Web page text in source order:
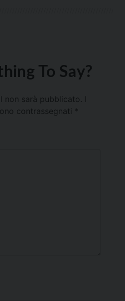
To Say?
non sarà pubblicato.
contrassegnati *